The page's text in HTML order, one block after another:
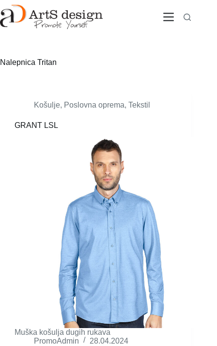
Skip
to
content
Nalepnica Tritan
Košulje, Poslovna oprema, Tekstil
GRANT LSL
Muška košulja dugih rukava
PromoAdmin
28.04.2024